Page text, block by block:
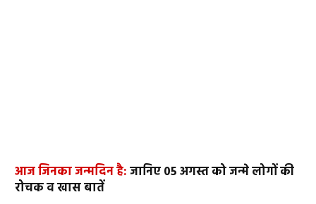
आज जिनका जन्मदिन है:जानिए 05 अगस्त को जन्मे लोगों की
रोचक व खास बातें